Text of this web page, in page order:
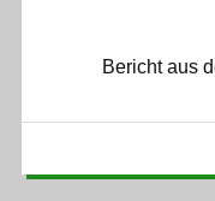
Bericht aus